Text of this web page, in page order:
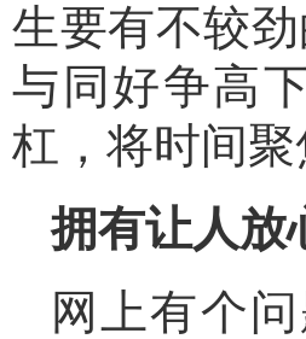
生要有不较
与同好争高
杠，将时间
拥有让人放
网上有个